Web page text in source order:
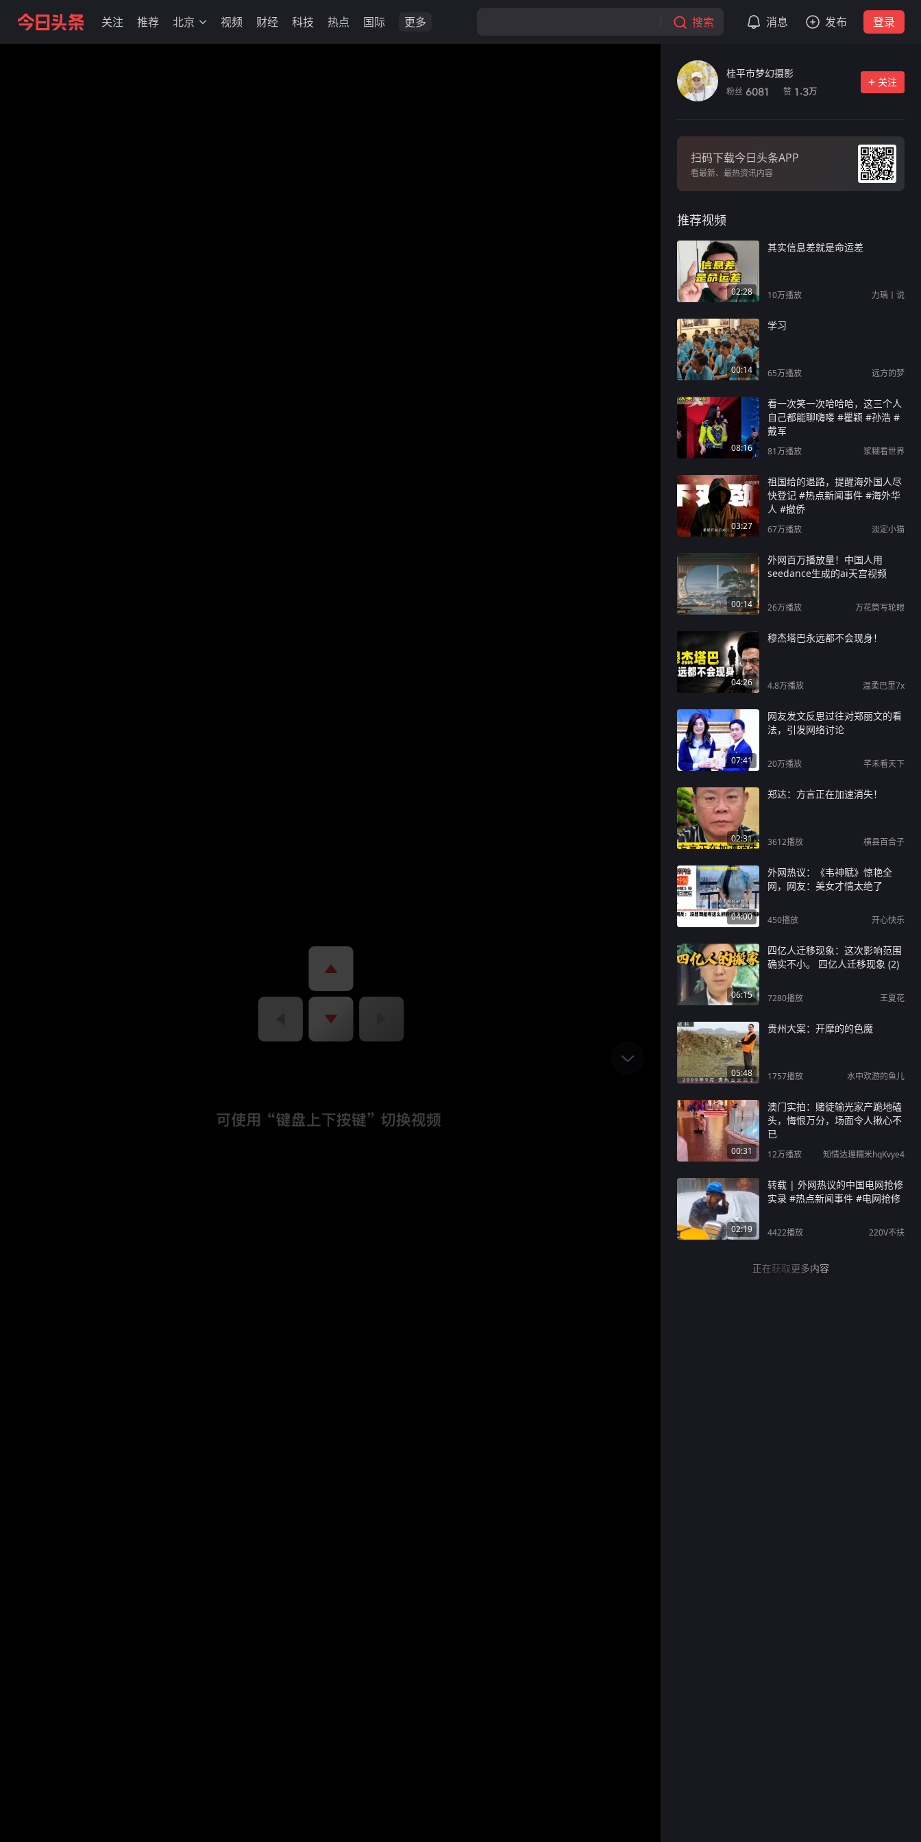
关注 推荐 北京 视频 财经 科技 热点 国际 更多 搜索 消息 发布 登录
桂平市梦幻摄影
粉丝 6081 赞 1.3万
关注
扫码下载今日头条APP
看最新、最热资讯内容
推荐视频
02:28
其实信息差就是命运差
10万播放 力瑀丨说
00:14
学习
65万播放 远方的梦
08:16
看一次笑一次哈哈哈，这三个人
自己都能聊嗨喽 #瞿颖 #孙浩 #
戴军
81万播放 浆糊看世界
03:27
祖国给的退路，提醒海外国人尽
快登记 #热点新闻事件 #海外华
人 #撤侨
67万播放 淡定小猫
00:14
外网百万播放量！中国人用
seedance生成的ai天宫视频
26万播放 万花筒写轮眼
04:26
穆杰塔巴永远都不会现身！
4.8万播放 温柔巴里7x
07:41
网友发文反思过往对郑丽文的看
法，引发网络讨论
20万播放 芊禾看天下
02:31
郑达：方言正在加速消失！
3612播放 横县百合子
04:00
外网热议：《韦神赋》惊艳全
网，网友：美女才情太绝了
450播放 开心快乐
06:15
四亿人迁移现象：这次影响范围
确实不小。 四亿人迁移现象 (2)
7280播放 王夏花
05:48
贵州大案：开摩的的色魔
1757播放 水中欢游的鱼儿
00:31
澳门实拍：赌徒输光家产跪地磕
头，悔恨万分，场面令人揪心不
已
12万播放 知情达理糯米hqKvye4
02:19
转载 | 外网热议的中国电网抢修
实录 #热点新闻事件 #电网抢修
4422播放 220V不扶
正在获取更多内容